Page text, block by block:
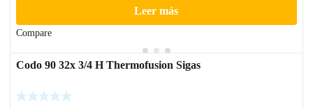
Leer más
Compare
Codo 90 32x 3/4 H Thermofusion Sigas